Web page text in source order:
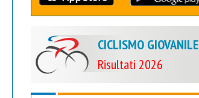
CICLISMO GIOVANILE
Risultati 2026